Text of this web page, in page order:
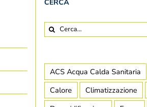
CERCA
Cerca
per:
ACS Acqua Calda Sanitaria
Calore
Climatizzazione